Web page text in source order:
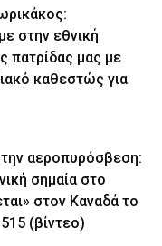
στην εθνική
πατρίδας μας με
καθεστώς για
αεροπυρόσβεση:
σημαία στο
στον Καναδά το
(βίντεο)